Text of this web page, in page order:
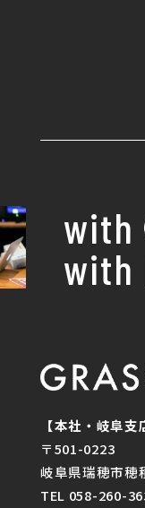
with
with
【本社・岐阜支
〒501-0223
岐阜県瑞穂市穂
TEL 058-260-